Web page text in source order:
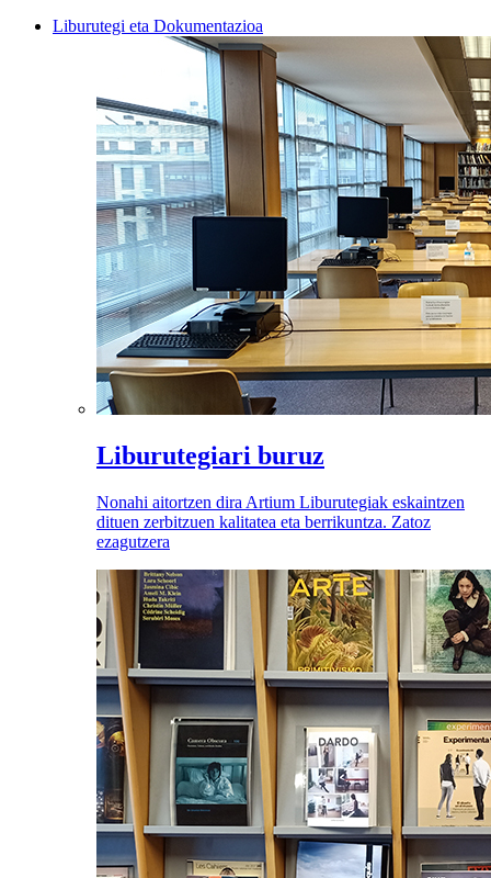
Liburutegi eta Dokumentazioa
Liburutegiari buruz
Nonahi aitortzen dira Artium Liburutegiak eskaintzen
dituen zerbitzuen kalitatea eta berrikuntza. Zatoz
ezagutzera